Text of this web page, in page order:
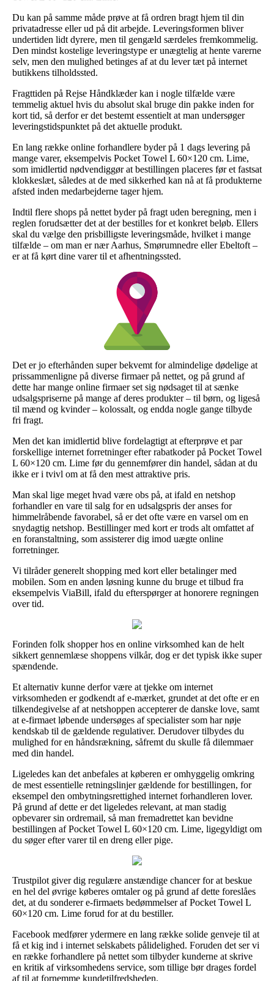
Du kan på samme måde prøve at få ordren bragt hjem til din
privatadresse eller ud på dit arbejde. Leveringsformen bliver
undertiden lidt dyrere, men til gengæld særdeles fremkommelig.
Den mindst kostelige leveringstype er unægtelig at hente varerne
selv, men den mulighed betinges af at du lever tæt på internet
butikkens tilholdssted.
Fragttiden på Rejse Håndklæder kan i nogle tilfælde være
temmelig aktuel hvis du absolut skal bruge din pakke inden for
kort tid, så derfor er det bestemt essentielt at man undersøger
leveringstidspunktet på det aktuelle produkt.
En lang række online forhandlere byder på 1 dags levering på
mange varer, eksempelvis Pocket Towel L 60×120 cm. Lime,
som imidlertid nødvendiggør at bestillingen placeres før et fastsat
klokkeslæt, således at de med sikkerhed kan nå at få produkterne
afsted inden medarbejderne tager hjem.
Indtil flere shops på nettet byder på fragt uden beregning, men i
reglen forudsætter det at der bestilles for et konkret beløb. Ellers
skal du vælge den prisbilligste leveringsmåde, hvilket i mange
tilfælde – om man er nær Aarhus, Smørumnedre eller Ebeltoft –
er at få kørt dine varer til et afhentningssted.
Det er jo efterhånden super bekvemt for almindelige dødelige at
prissammenligne på diverse firmaer på nettet, og på grund af
dette har mange online firmaer set sig nødsaget til at sænke
udsalgspriserne på mange af deres produkter – til børn, og ligeså
til mænd og kvinder – kolossalt, og endda nogle gange tilbyde
fri fragt.
Men det kan imidlertid blive fordelagtigt at efterprøve et par
forskellige internet forretninger efter rabatkoder på Pocket Towel
L 60×120 cm. Lime før du gennemfører din handel, sådan at du
ikke er i tvivl om at få den mest attraktive pris.
Man skal lige meget hvad være obs på, at ifald en netshop
forhandler en vare til salg for en udsalgspris der anses for
himmelråbende favorabel, så er det ofte være en varsel om en
snydagtig netshop. Bestillinger med kort er trods alt omfattet af
en foranstaltning, som assisterer dig imod uægte online
forretninger.
Vi tilråder generelt shopping med kort eller betalinger med
mobilen. Som en anden løsning kunne du bruge et tilbud fra
eksempelvis ViaBill, ifald du efterspørger at honorere regningen
over tid.
Forinden folk shopper hos en online virksomhed kan de helt
sikkert gennemlæse shoppens vilkår, dog er det typisk ikke super
spændende.
Et alternativ kunne derfor være at tjekke om internet
virksomheden er godkendt af e-mærket, grundet at det ofte er en
tilkendegivelse af at netshoppen accepterer de danske love, samt
at e-firmaet løbende undersøges af specialister som har nøje
kendskab til de gældende regulativer. Derudover tilbydes du
mulighed for en håndsrækning, såfremt du skulle få dilemmaer
med din handel.
Ligeledes kan det anbefales at køberen er omhyggelig omkring
de mest essentielle retningslinjer gældende for bestillingen, for
eksempel den ombytningsrettighed internet forhandleren lover.
På grund af dette er det ligeledes relevant, at man stadig
opbevarer sin ordremail, så man fremadrettet kan bevidne
bestillingen af Pocket Towel L 60×120 cm. Lime, ligegyldigt om
du søger efter varer til en dreng eller pige.
Trustpilot giver dig regulære anstændige chancer for at beskue
en hel del øvrige køberes omtaler og på grund af dette foreslåes
det, at du sonderer e-firmaets bedømmelser af Pocket Towel L
60×120 cm. Lime forud for at du bestiller.
Facebook medfører ydermere en lang række solide genveje til at
få et kig ind i internet selskabets pålidelighed. Foruden det ser vi
en række forhandlere på nettet som tilbyder kunderne at skrive
en kritik af virksomhedens service, som tillige bør drages fordel
af til at fornemme kundetilfredsheden.